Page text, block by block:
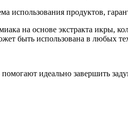
использования продуктов,
на основе экстракта икры,
быть использована в любых
помогают идеально завершить